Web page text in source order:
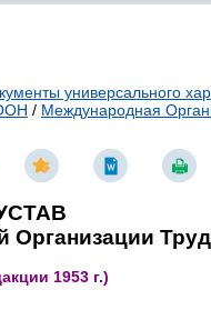
универсального
/ Международная
Организации
1953 г.)